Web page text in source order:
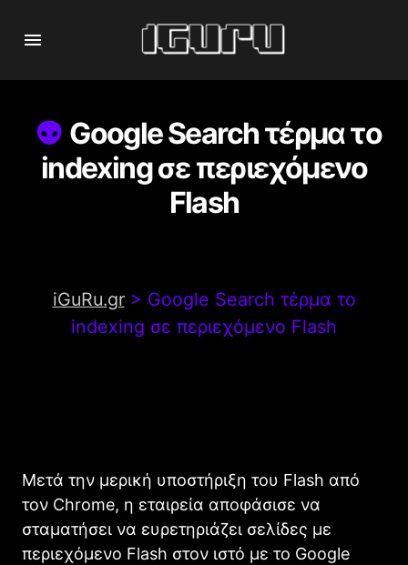
Google Search τέρμα το
indexing σε περιεχόμενο
Flash
iGuRu.gr> Google Search τέρμα το
indexing σε περιεχόμενο Flash
Μετά την μερική υποστήριξη του Flash από
τον Chrome, η εταιρεία αποφάσισε να
σταματήσει να ευρετηριάζει σελίδες με
περιεχόμενο Flash στον ιστό με το Google